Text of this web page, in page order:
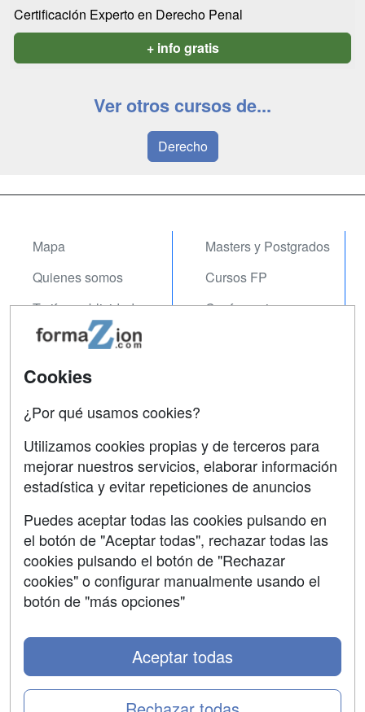
Certificación Experto en Derecho Penal
+ info gratis
Ver otros cursos de...
Derecho
Mapa
Quienes somos
Tarifas publicidad
Acceso Usuarios
Acceso Centros
Masters y Postgrados
Cursos FP
Conferencias
Contactar
Confidencialidad
Aviso legal
Copyleft
Cookies
¿Por qué usamos cookies?
Utilizamos cookies propias y de terceros para
mejorar nuestros servicios, elaborar información
estadística y evitar repeticiones de anuncios
Puedes aceptar todas las cookies pulsando en
el botón de "Aceptar todas", rechazar todas las
cookies pulsando el botón de "Rechazar
cookies" o configurar manualmente usando el
botón de "más opciones"
Aceptar todas